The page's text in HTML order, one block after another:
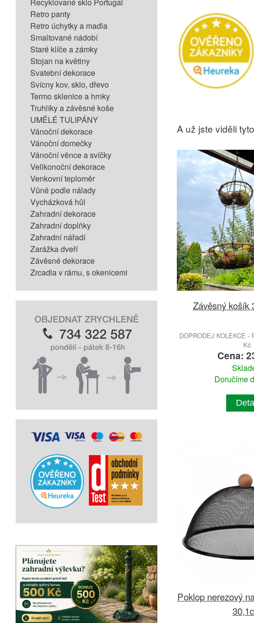
Retro panty
Retro úchytky a madla
Smaltované nádobí
Staré klíče a zámky
Stojan na květiny
Svatební dekorace
Svícny kov, sklo, dřevo
Termo sklenice a hrnky
Truhlíky a závěsné koše
UMĚLÉ TULIPÁNY
Vánoční dekorace
Vánoční domečky
Vánoční věnce a svíčky
Velikonoční dekorace
Venkovní teploměr
Vůně podle nálady
Vycházková hůl
Zahradní dekorace
Zahradní doplňky
Zahradní nářadí
Zarážka dveří
Závěsné dekorace
Zrcadla v rámu, s okenicemi
A už jste viděli
Závěsný košík
DOPRODEJ KOLEKCE -
Kč
Cena:
Doručíme
Poklop nerezový